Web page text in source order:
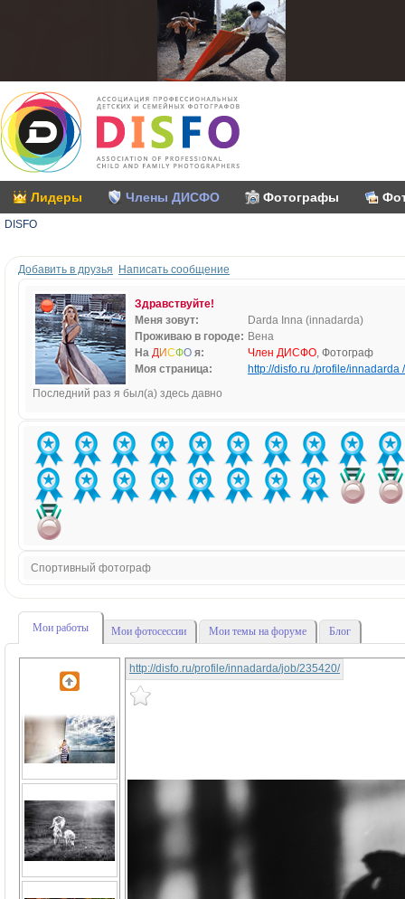
Лидеры Члены ДИСФО Фотографы
DISFO
Добавить в друзья Написать сообщение
Здравствуйте!
Меня зовут:
Darda Inna (innadarda)
Проживаю в городе: Вена
На ДИСФО я: Член ДИСФО, Фотограф
Моя страница:
http://disfo.ru /profile/innadarda /
Последний раз я был(а) здесь давно
Спортивный фотограф
Мои работы Мои фотосессии Мои темы на форуме Блог
http://disfo.ru/profile/innadarda/job/235420/